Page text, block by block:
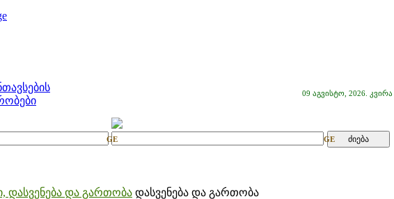
09 აგვისტო, 2026. კვირა
GE GE
დასვენება და გართობა დასვენება და გართობა